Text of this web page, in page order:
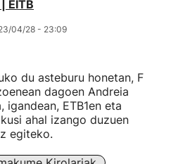
EITB
04/28 - 23:09
du asteburu honetan, F
dagoen Andreia
ETB1en eta
ahal izango duzuen
egiteko.